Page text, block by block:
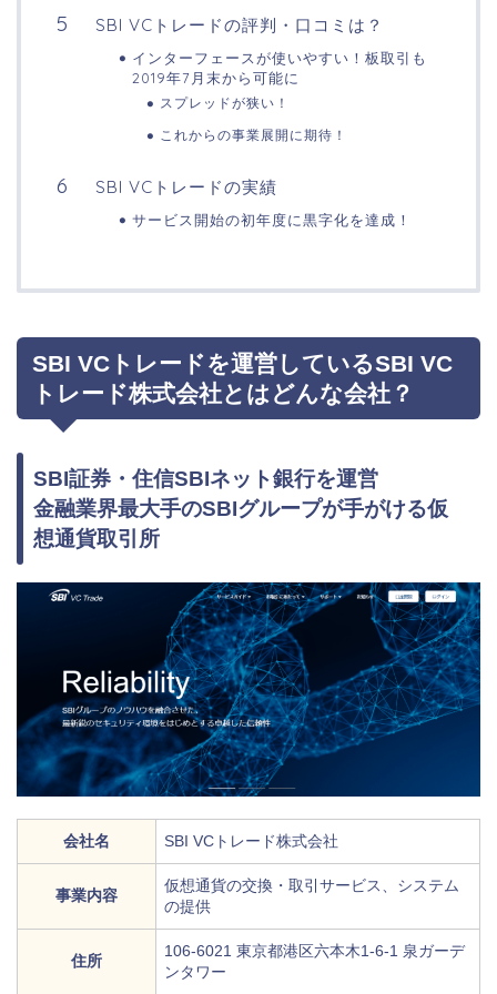
SBI VCトレードの評判・口コミは？
インターフェースが使いやすい！板取引も
2019年7月末から可能に
スプレッドが狭い！
これからの事業展開に期待！
SBI VCトレードの実績
サービス開始の初年度に黒字化を達成！
SBI VCトレードを運営しているSBI VC
トレード株式会社とはどんな会社？
SBI証券・住信SBIネット銀行を運営
金融業界最大手のSBIグループが手がける仮
想通貨取引所
会社名 SBI VCトレード株式会社
事業内容
仮想通貨の交換・取引サービス、システム
の提供
住所
106-6021 東京都港区六本木1-6-1 泉ガーデ
ンタワー